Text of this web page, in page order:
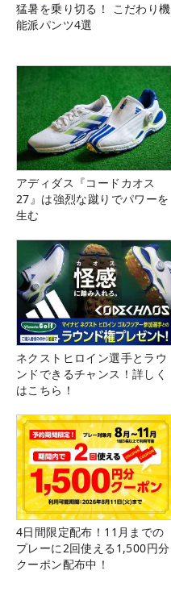
猛暑を乗り切る！ こだわり機
能派パンツ4選
アディダス『コードカオス
27』は強烈な蹴りでパワーを
生む
ネクストヒロイン選手とラウ
ンドできるチャンス！詳しく
はこちら！
4日間限定配布！11月までの
プレーに2回使える1,500円分
クーポン配布中！